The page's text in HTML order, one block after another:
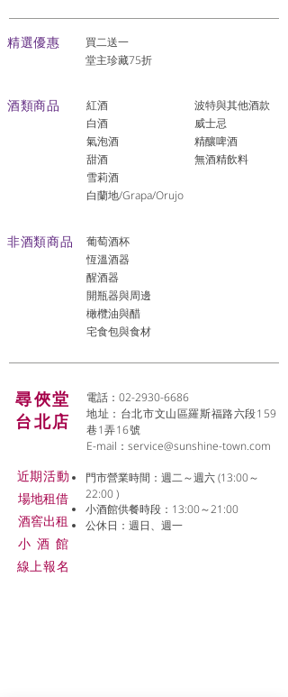
​精選優惠
買二送一
堂主珍藏75折
酒類商品
紅酒
白酒
氣泡酒
​甜酒
雪莉酒
白蘭地/Grapa/Orujo
波特與其他酒款
威士忌
精釀啤酒
​無酒精飲料
非酒類商品
葡萄酒杯
恆溫酒器
醒酒器
開瓶器與周邊
橄欖油與醋
宅食包與食材
尋俠堂
台北店
電話：02-2930-6686
地址：台北市文山區羅斯福路六段159
巷1弄16號
E-mail： service@sunshine-town.com
近期活動
場地租借
​酒窖出租
小酒 館
線上報名
門市營業時間：週二～週六 (13:00～
22:00 )
小酒館供餐時段：13:00～21:00
公休日：週日、週一